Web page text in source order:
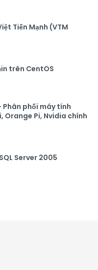
Tiến Mạnh (VTM
trên CentOS
phối máy tính
Orange Pi, Nvidia chính
Server 2005